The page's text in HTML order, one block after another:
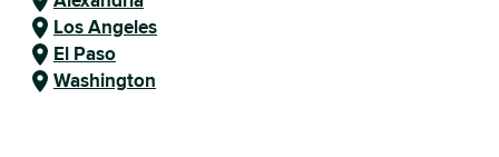
Los Angeles
El Paso
Washington